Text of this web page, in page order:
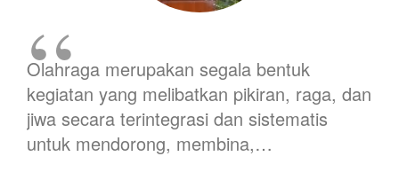
Olahraga merupakan segala bentuk
kegiatan yang melibatkan pikiran, raga, dan
jiwa secara terintegrasi dan sistematis
untuk mendorong, membina,…